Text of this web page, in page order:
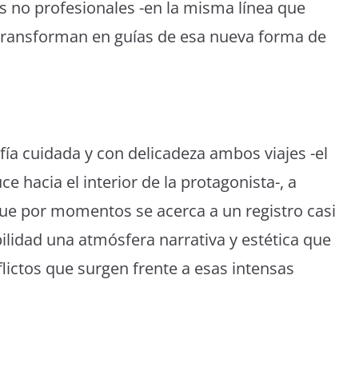
no profesionales -en la misma línea que
en guías de esa nueva forma de
cuidada y con delicadeza ambos viajes -el
hacia el interior de la protagonista-, a
por momentos se acerca a un registro casi
una atmósfera narrativa y estética que
que surgen frente a esas intensas